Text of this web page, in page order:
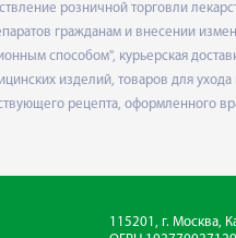
розничной торговли
гражданам и внесении
способом", курьерская
изделий, товаров для
рецепта, оформленного
115201, г. Москва,